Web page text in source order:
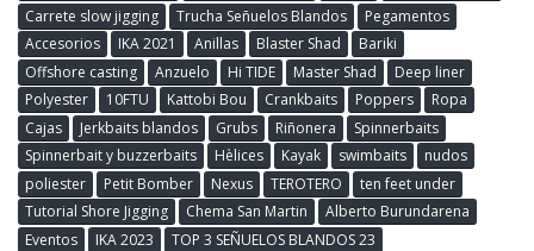
Carrete slow jigging
Trucha Señuelos Blandos
Pegamentos
Accesorios
IKA 2021 Anillas Blaster Shad
Bariki
Offshore casting
Anzuelo Hi TIDE Master Shad
Deep liner
Polyester
10FTU Kattobi Bou Crankbaits Poppers
Ropa
Cajas
Jerkbaits blandos Grubs Riñonera
Spinnerbaits
Spinnerbait y buzzerbaits
Hèlices Kayak swimbaits
nudos
poliester
Petit Bomber Nexus TEROTERO
ten feet under
Tutorial Shore Jigging
Chema San Martin
Alberto Burundarena
Eventos
IKA 2023
TOP 3 SEÑUELOS BLANDOS 23